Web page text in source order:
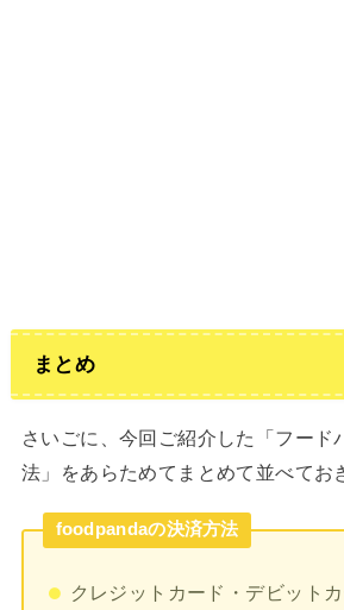
まとめ
さいごに、今回ご紹介した「フード
法」をあらためてまとめて並べてお
foodpandaの決済方法
クレジットカード・デビット